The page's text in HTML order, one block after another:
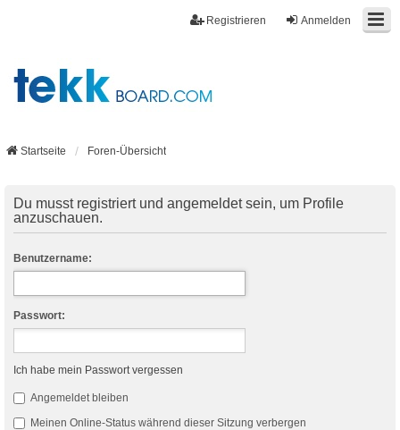
Anmelden
Registrieren
Startseite Foren-Übersicht
Du musst registriert und angemeldet sein, um Profile
anzuschauen.
Benutzername:
Passwort:
Ich habe mein Passwort vergessen
Angemeldet bleiben
Meinen Online-Status während dieser Sitzung verbergen